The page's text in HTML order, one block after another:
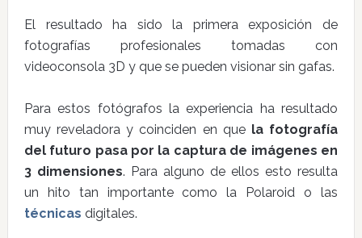
El resultado ha sido la primera exposición de
fotografías profesionales tomadas con
videoconsola 3D y que se pueden visionar sin gafas.
Para estos fotógrafos la experiencia ha resultado
muy reveladora y coinciden en quela fotografía
del futuro pasa por la captura de imágenes en
3 dimensiones. Para alguno de ellos esto resulta
un hito tan importante como la Polaroid o las
técnicas digitales.